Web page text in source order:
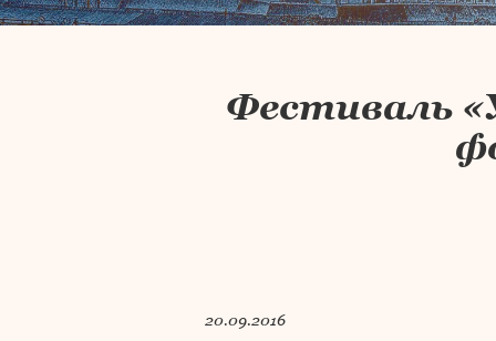
Фестиваль
20.09.2016